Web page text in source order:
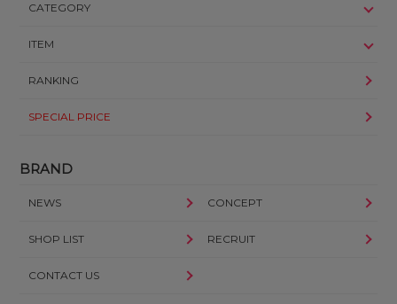
CATEGORY
ITEM
RANKING
SPECIAL PRICE
BRAND
NEWS CONCEPT
SHOP LIST RECRUIT
CONTACT US